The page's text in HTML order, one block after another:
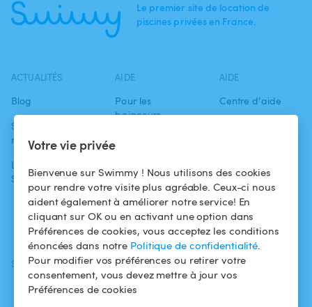
Votre vie privée
Bienvenue sur Swimmy ! Nous utilisons des cookies
pour rendre votre visite plus agréable. Ceux-ci nous
aident également à améliorer notre service! En
cliquant sur OK ou en activant une option dans
Préférences de cookies, vous acceptez les conditions
énoncées dans notre Politique de confidentialité.
Pour modifier vos préférences ou retirer votre
consentement, vous devez mettre à jour vos
Préférences de cookies
Le premier site de location de
piscines privées en France.
ACTUALITÉS
Blog
Swimmy dans les
médias
L'aventure
Swimmy
AIDE
Pour les
baigneurs
Louer ma piscine
Comment ça
marche ?
AIDE
Centre d'aide
confidentialité
Mentions légales
SUIVEZ-NOUS
Facebook
TÉLÉCHARGEZ L'APP